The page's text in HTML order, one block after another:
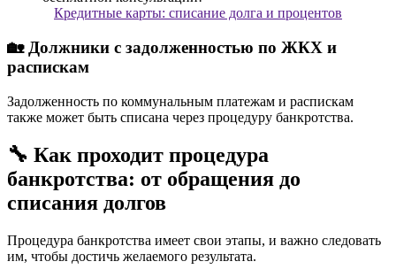
Кредитные карты: списание долга и процентов
🏡 Должники с задолженностью по ЖКХ и
распискам
Задолженность по коммунальным платежам и распискам
также может быть списана через процедуру банкротства.
🔧 Как проходит процедура
банкротства: от обращения до
списания долгов
Процедура банкротства имеет свои этапы, и важно следовать
им, чтобы достичь желаемого результата.